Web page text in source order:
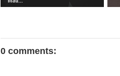
0 comments: